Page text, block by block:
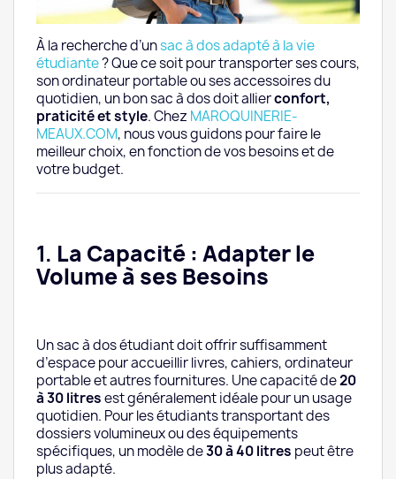
7. Où Acheter son Sac à Dos ?
8. Nos Conseils pour Bien Choisir
Conclusion : Trouvez le Sac à Dos Idéal sur
MAROQUINERIE-MEAUX.COM
À la recherche d’unsac à dos adapté à la vie
étudiante? Que ce soit pour transporter ses cours,
son ordinateur portable ou ses accessoires du
quotidien, un bon sac à dos doit allierconfort,
praticité et style. Chez MAROQUINERIE-
MEAUX.COM, nous vous guidons pour faire le
meilleur choix, en fonction de vos besoins et de
votre budget.
1. La Capacité : Adapter le
Volume à ses Besoins
Un sac à dos étudiant doit offrir suffisamment
d’espace pour accueillir livres, cahiers, ordinateur
portable et autres fournitures. Une capacité de20
à 30 litresest généralement idéale pour un usage
quotidien. Pour les étudiants transportant des
dossiers volumineux ou des équipements
spécifiques, un modèle de30 à 40 litres peut être
plus adapté.